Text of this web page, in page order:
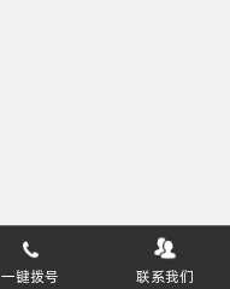
一键拨号 联系我们